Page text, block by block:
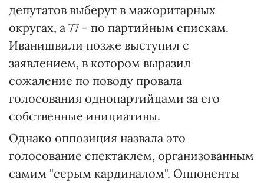
депутатов выберут в мажоритарных
округах, а 77 - по партийным спискам.
Иванишвили позже выступил с
заявлением, в котором выразил
сожаление по поводу провала
голосования однопартийцами за его
собственные инициативы.
Однако оппозиция назвала это
голосование спектаклем, организованным
самим "серым кардиналом". Оппоненты